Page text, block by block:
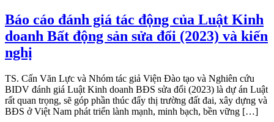
Báo cáo đánh giá tác động của Luật Kinh
doanh Bất động sản sửa đổi (2023) và kiến
nghị
TS. Cấn Văn Lực và Nhóm tác giả Viện Đào tạo và Nghiên cứu
BIDV đánh giá Luật Kinh doanh BĐS sửa đổi (2023) là dự án Luật
rất quan trọng, sẽ góp phần thúc đẩy thị trường đất đai, xây dựng và
BĐS ở Việt Nam phát triển lành mạnh, minh bạch, bền vững […]